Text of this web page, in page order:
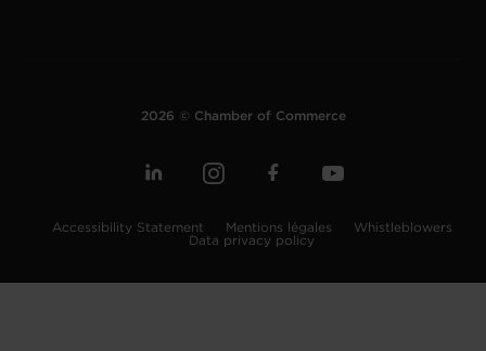
2026 © Chamber of Commerce
Accessibility Statement Mentions légales
Whistleblowers
Data privacy policy